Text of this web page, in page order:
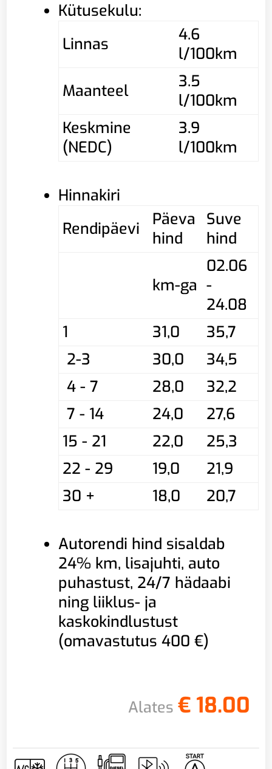
Kütusekulu:
Linnas
4.6
l/100km
Maanteel
3.5
l/100km
Keskmine
(NEDC)
3.9
l/100km
Hinnakiri
Rendipäevi
Päeva
hind
Suve
hind
km-ga
02.06
-
24.08
1
31,0
35,7
2-3
30,0
34,5
4 - 7
28,0
32,2
7 - 14
24,0
27,6
15 - 21
22,0
25,3
22 - 29
19,0
21,9
30 +
18,0 20,7
Autorendi hind sisaldab
24% km, lisajuhti, auto
puhastust, 24/7 hädaabi
ning liiklus- ja
kaskokindlustust
(omavastutus 400 €)
Alates € 18.00